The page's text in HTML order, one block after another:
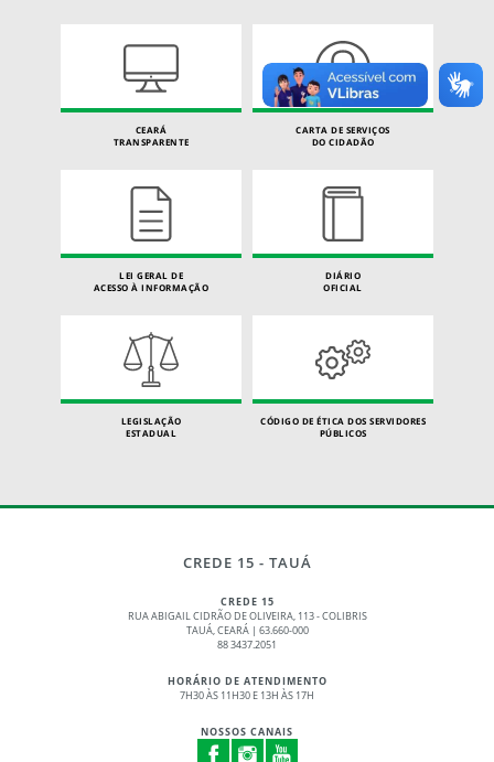
CEARÁ
TRANSPARENTE
CARTA DE SERVIÇOS
DO CIDADÃO
LEI GERAL DE
ACESSO À INFORMAÇÃO
DIÁRIO
OFICIAL
LEGISLAÇÃO
ESTADUAL
CÓDIGO DE ÉTICA DOS SERVIDORES
PÚBLICOS
CREDE 15 - TAUÁ
CREDE 15
RUA ABIGAIL CIDRÃO DE OLIVEIRA, 113 - COLIBRIS
TAUÁ, CEARÁ | 63.660-000
88 3437.2051
HORÁRIO DE ATENDIMENTO
7H30 ÀS 11H30 E 13H ÀS 17H
NOSSOS CANAIS